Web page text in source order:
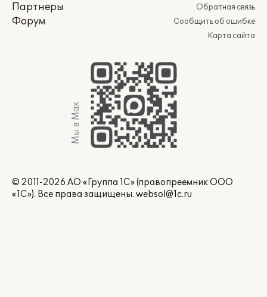
Партнеры
Форум
Обратная связь
Сообщить об ошибке
Карта сайта
Мы в Max
© 2011-2026 АО «Группа 1С» (правопреемник ООО
«1С»). Все права защищены. websol@1c.ru